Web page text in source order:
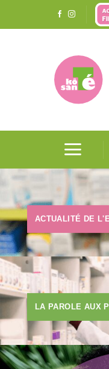
ACTUALITÉ DE
LA PAROLE AUX